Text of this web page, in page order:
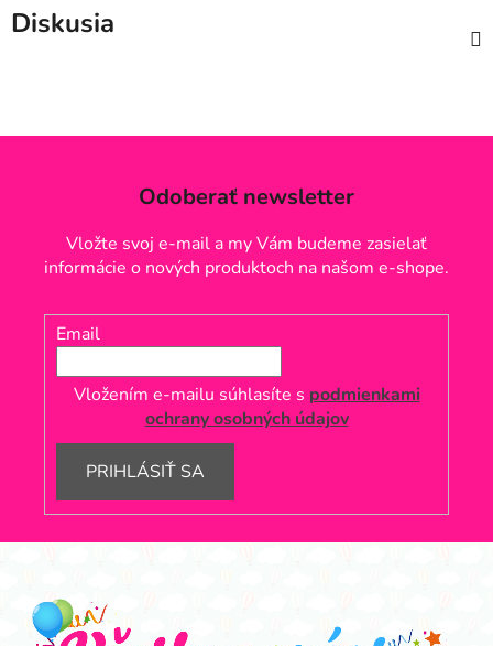
Diskusia
Odoberať newsletter
Vložte svoj e-mail a my Vám budeme zasielať
informácie o nových produktoch na našom e-shope.
Email
Vložením e-mailu súhlasíte s podmienkami
ochrany osobných údajov
PRIHLÁSIŤ SA
Z